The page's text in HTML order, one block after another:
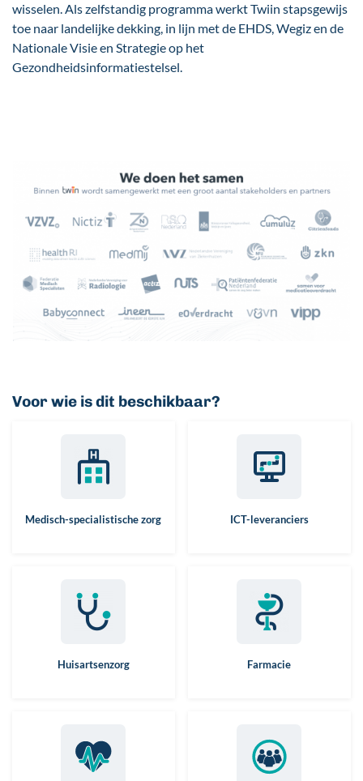
wisselen. Als zelfstandig programma werkt Twiin stapsgewijs
toe naar landelijke dekking, in lijn met de EHDS, Wegiz en de
Nationale Visie en Strategie op het
Gezondheidsinformatiestelsel.
Voor wie is dit beschikbaar?
Medisch-specialistische zorg ICT-leveranciers
Huisartsenzorg Farmacie